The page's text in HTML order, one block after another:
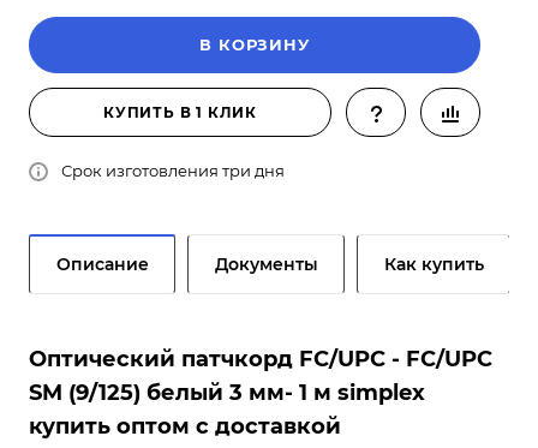
В КОРЗИНУ
КУПИТЬ В 1 КЛИК
Срок изготовления три дня
Описание Документы Как купить
Оптический патчкорд FC/UPC - FC/UPC
SM (9/125) белый 3 мм- 1 м simplex
купить оптом с доставкой